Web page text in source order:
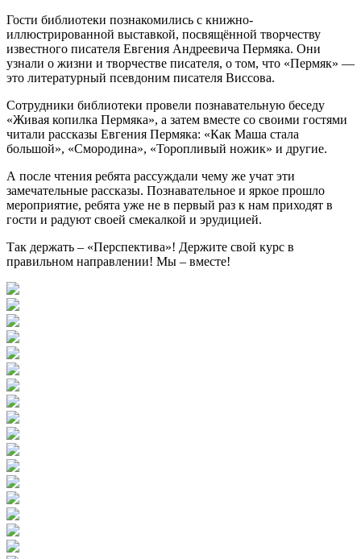
Гости библиотеки познакомились с книжно-
иллюстрированной выставкой, посвящённой творчеству
известного писателя Евгения Андреевича Пермяка. Они
узнали о жизни и творчестве писателя, о том, что «Пермяк» —
это литературный псевдоним писателя Виссова.
Сотрудники библиотеки провели познавательную беседу
«Живая копилка Пермяка», а затем вместе со своими гостями
читали рассказы Евгения Пермяка: «Как Маша стала
большой», «Смородина», «Торопливый ножик» и другие.
А после чтения ребята рассуждали чему же учат эти
замечательные рассказы. Познавательное и яркое прошло
мероприятие, ребята уже не в первый раз к нам приходят в
гости и радуют своей смекалкой и эрудицией.
Так держать – «Перспектива»! Держите свой курс в
правильном направлении! Мы – вместе!